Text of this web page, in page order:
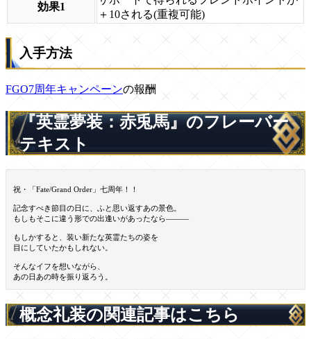
効果1
＋10される(重複可能)
入手方法
FGO7周年キャンペーンの報酬
『英霊夢装：赤兎馬』のフレーバー
テキスト
祝・「Fate/Grand Order」七周年！！
記念すべき節目の日に、ふと思い返すあの景色。
もしもそこに違う形での出逢いがあったなら―――
もしかすると、装い新たな英霊たちの姿を
目にしていたかもしれない。
そんなイフを想いながら、
あの日あの時を振り返ろう。
概念礼装の関連記事はこちら